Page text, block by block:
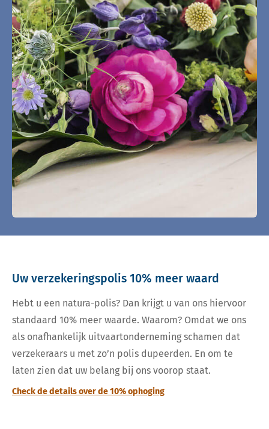
Uw verzekeringspolis 10% meer waard
Hebt u een natura-polis? Dan krijgt u van ons hiervoor
standaard 10% meer waarde. Waarom? Omdat we ons
als onafhankelijk uitvaartonderneming schamen dat
verzekeraars u met zo’n polis dupeerden. En om te
laten zien dat uw belang bij ons voorop staat.
Check de details over de 10% ophoging